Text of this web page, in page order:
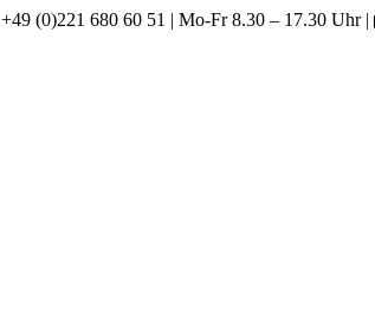
+49 (0)221 680 60 51 | Mo-Fr 8.30 – 17.30 Uhr |